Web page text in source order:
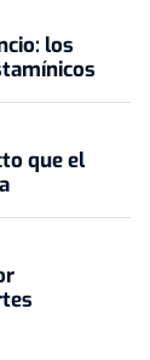
los
que el